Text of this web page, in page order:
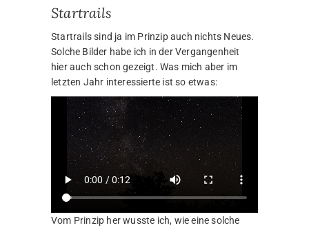
Startrails
Startrails sind ja im Prinzip auch nichts Neues.
Solche Bilder habe ich in der Vergangenheit
hier auch schon gezeigt. Was mich aber im
letzten Jahr interessierte ist so etwas:
Vom Prinzip her wusste ich, wie eine solche